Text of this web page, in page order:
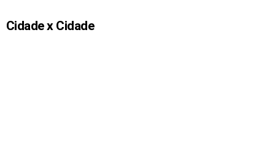
Cidade x Cidade